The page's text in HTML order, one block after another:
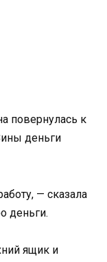
повернулась к
деньги
— сказала
деньги.
ящик и